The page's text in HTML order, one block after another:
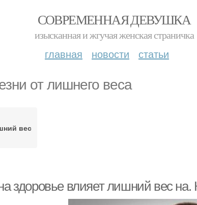
СОВРЕМЕННАЯ ДЕВУШКА
изысканная и жгучая женская страничка
главная новости статьи
от лишнего веса
вес
здоровье влияет лишний вес